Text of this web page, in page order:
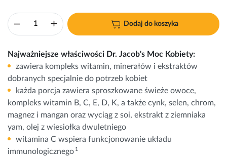
Dodaj do koszyka
Najważniejsze właściwości Dr. Jacob's Moc Kobiety:
zawiera kompleks witamin, minerałów i ekstraktów
dobranych specjalnie do potrzeb kobiet
każda porcja zawiera sproszkowane świeże owoce,
kompleks witamin B, C, E, D, K, a także cynk, selen, chrom,
magnez i mangan oraz wyciąg z soi, ekstrakt z ziemniaka
yam, olej z wiesiołka dwuletniego
witamina C wspiera funkcjonowanie układu
immunologicznego1